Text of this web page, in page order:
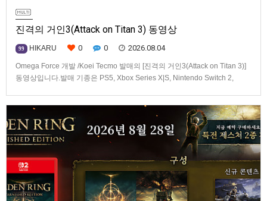
진격의 거인3(Attack on Titan 3) 동영상
99 HIKARU 0 0 2026.08.04
Omega Force 개발 /Koei Tecmo 발매의 [진격의 거인3(Attack on Titan 3)]
동영상입니다.발매 기종은 PS5, Xbox Series X|S, Nintendo Switch 2,